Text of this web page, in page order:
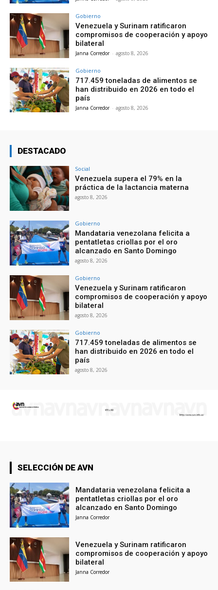
Gobierno
Venezuela y Surinam ratificaron
compromisos de cooperación y apoyo
bilateral
Janna Corredor - agosto 8, 2026
Gobierno
717.459 toneladas de alimentos se
han distribuido en 2026 en todo el
país
Janna Corredor - agosto 8, 2026
DESTACADO
Social
Venezuela supera el 79% en la
práctica de la lactancia materna
agosto 8, 2026
Gobierno
Mandataria venezolana felicita a
pentatletas criollas por el oro
alcanzado en Santo Domingo
agosto 8, 2026
Gobierno
Venezuela y Surinam ratificaron
compromisos de cooperación y apoyo
bilateral
agosto 8, 2026
Gobierno
717.459 toneladas de alimentos se
han distribuido en 2026 en todo el
país
agosto 8, 2026
SELECCIÓN DE AVN
Mandataria venezolana felicita a
pentatletas criollas por el oro
alcanzado en Santo Domingo
Janna Corredor
Venezuela y Surinam ratificaron
compromisos de cooperación y apoyo
bilateral
Janna Corredor